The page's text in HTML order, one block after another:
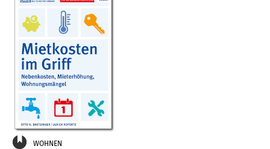
WOHNEN